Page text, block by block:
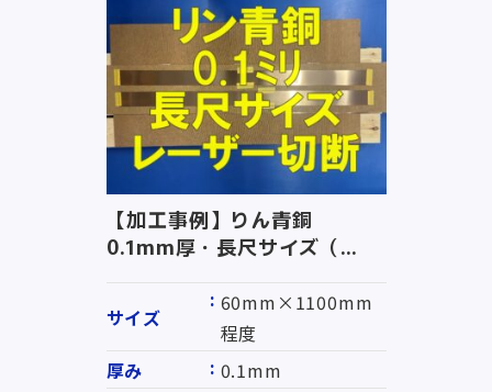
【加工事例】りん青銅
0.1mm厚・長尺サイズ（...
サイズ
60mm×1100mm
程度
厚み
0.1mm